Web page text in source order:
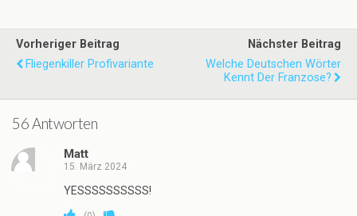
Vorheriger Beitrag
Fliegenkiller Profivariante
Nächster Beitrag
Welche Deutschen Wörter
Kennt Der Franzose?
56 Antworten
Matt
15. März 2024
YESSSSSSSSSS!